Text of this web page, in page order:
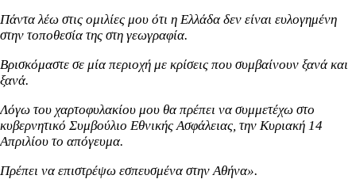
Πάντα λέω στις ομιλίες μου ότι η Ελλάδα δεν είναι ευλογημένη
στην τοποθεσία της στη γεωγραφία.
Βρισκόμαστε σε μία περιοχή με κρίσεις που συμβαίνουν ξανά και
ξανά.
Λόγω του χαρτοφυλακίου μου θα πρέπει να συμμετέχω στο
κυβερνητικό Συμβούλιο Εθνικής Ασφάλειας, την Κυριακή 14
Απριλίου το απόγευμα.
Πρέπει να επιστρέψω εσπευσμένα στην Αθήνα».